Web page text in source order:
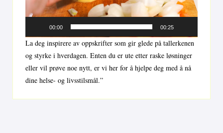
00:00 00:25
La deg inspirere av oppskrifter som gir glede på tallerkenen
og styrke i hverdagen. Enten du er ute etter raske løsninger
eller vil prøve noe nytt, er vi her for å hjelpe deg med å nå
dine helse- og livsstilsmål.”